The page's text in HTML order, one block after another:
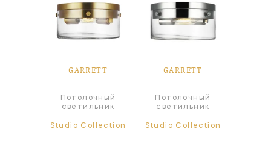
GARRETT
Потолочный
светильник
Studio Collection
GARRETT
Потолочный
светильник
Studio Collection